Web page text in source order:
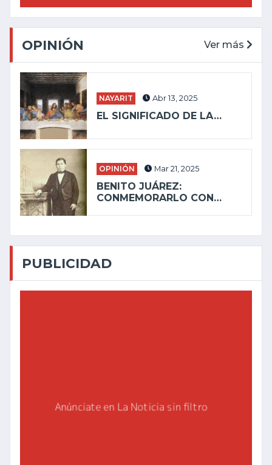
OPINIÓN Ver más
NAYARIT Abr 13, 2025
EL SIGNIFICADO DE LA…
OPINIÓN Mar 21, 2025
BENITO JUÁREZ:
CONMEMORARLO CON…
PUBLICIDAD